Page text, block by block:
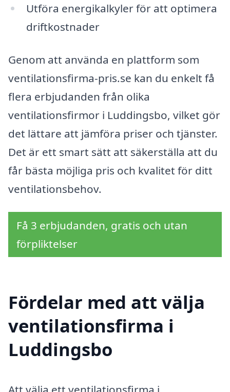
Utföra energikalkyler för att optimera
driftkostnader
Genom att använda en plattform som
ventilationsfirma-pris.se kan du enkelt få
flera erbjudanden från olika
ventilationsfirmor i Luddingsbo, vilket gör
det lättare att jämföra priser och tjänster.
Det är ett smart sätt att säkerställa att du
får bästa möjliga pris och kvalitet för ditt
ventilationsbehov.
Få 3 erbjudanden, gratis och utan
förpliktelser
Fördelar med att välja
ventilationsfirma i
Luddingsbo